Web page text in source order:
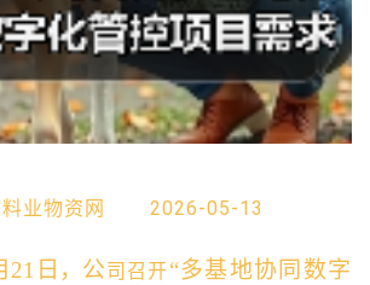
业物资网 2026-05-13
21日，公司召开“多基地协同数字